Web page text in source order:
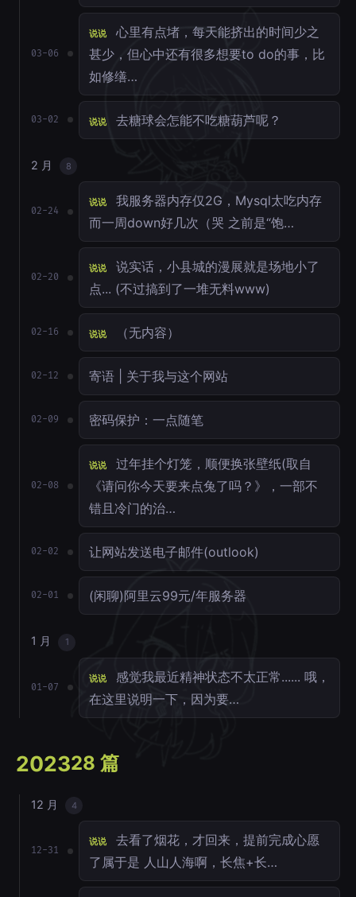
03-06
说说
心里有点堵，每天能挤出的时间少之
甚少，但心中还有很多想要to do的事，比
如修缮…
03-02 说说 去糖球会怎能不吃糖葫芦呢？
2 月 8
02-24
说说
我服务器内存仅2G，Mysql太吃内存
而一周down好几次（哭 之前是“饱…
02-20
说说
说实话，小县城的漫展就是场地小了
点... (不过搞到了一堆无料www)
02-16 说说 （无内容）
02-12 寄语 | 关于我与这个网站
02-09 密码保护：一点随笔
02-08
说说
过年挂个灯笼，顺便换张壁纸(取自
《请问你今天要来点兔了吗？》，一部不
错且冷门的治…
02-02 让网站发送电子邮件(outlook)
02-01 (闲聊)阿里云99元/年服务器
1 月 1
01-07
说说
感觉我最近精神状态不太正常...... 哦，
在这里说明一下，因为要…
202328 篇
12 月 4
12-31
说说
去看了烟花，才回来，提前完成心愿
了属于是 人山人海啊，长焦+长…